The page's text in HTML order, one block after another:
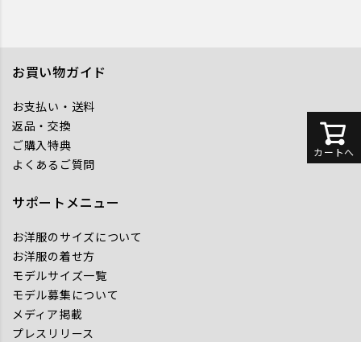
カートへ
お買い物ガイド
お支払い・送料
返品・交換
ご購入特典
よくあるご質問
サポートメニュー
お洋服のサイズについて
お洋服の着せ方
モデルサイズ一覧
モデル募集について
メディア掲載
プレスリリース